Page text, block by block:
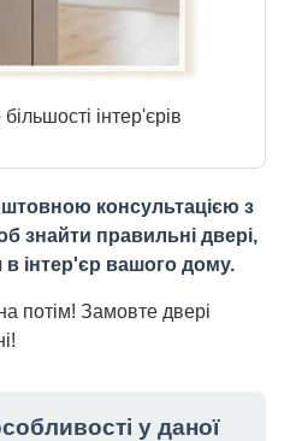
інтер'єрів
консультацією з
знайти правильні двері,
в інтер'єр вашого дому.
потім! Замовте двері
у даної